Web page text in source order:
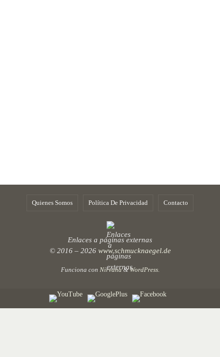
Quienes Somos Política De Privacidad Contacto
Enlaces a páginas externas
© 2016 – 2026 www.schmucknaegel.de
Funciona con Nirvana&WordPress.